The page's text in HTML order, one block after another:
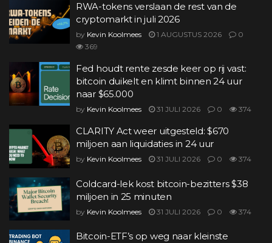
RWA-tokens verslaan de rest van de
cryptomarkt in juli 2026
by Kevin Koolmees 1 AUGUSTUS 2026
0
369
Fed houdt rente zesde keer op rij vast:
bitcoin duikelt en klimt binnen 24 uur
naar $65.000
by Kevin Koolmees 31 JULI 2026 0 374
CLARITY Act weer uitgesteld: $670
miljoen aan liquidaties in 24 uur
by Kevin Koolmees 31 JULI 2026 0 374
Coldcard-lek kost bitcoin-bezitters $38
miljoen in 25 minuten
by Kevin Koolmees 31 JULI 2026 0 374
Bitcoin-ETF’s op weg naar kleinste